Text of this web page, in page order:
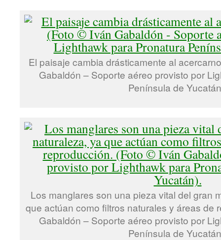
El paisaje cambia drásticamente al
Gabaldón – Soporte aéreo provisto por
Península de
Los manglares son una pieza vital del gran
que actúan como filtros naturales y áreas de
Gabaldón – Soporte aéreo provisto por
Península de